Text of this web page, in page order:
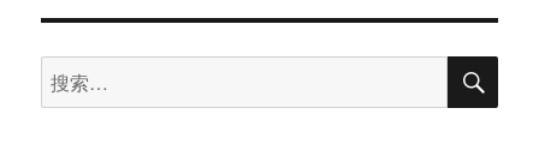
分
页
搜
索：
搜